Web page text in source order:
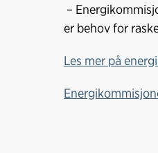
–
er behov for
Les mer på